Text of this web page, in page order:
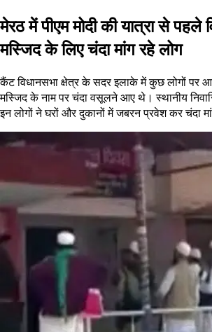
मेरठ में पीएम मोदी की यात्रा से पहले
मस्जिद के लिए चंदा मांग रहे लोग
कैंट विधानसभा क्षेत्र के सदर इलाके में कुछ लोगों पर
मस्जिद के नाम पर चंदा वसूलने आए थे। स्थानीय
इन लोगों ने घरों और दुकानों में जबरन प्रवेश कर चंदा